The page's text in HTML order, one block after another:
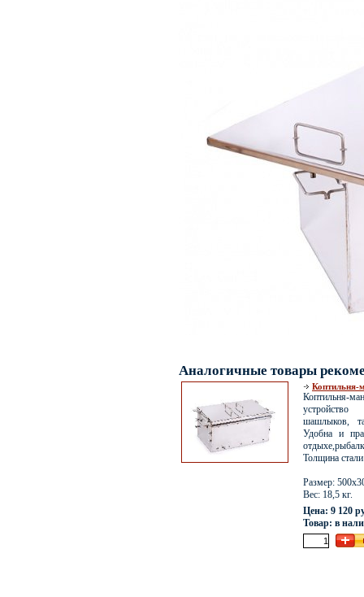
Аналогичные товары
Коптильня-
шашлыков,
Удобна и
Толщина
Размер:
Вес: 18,5 кг.
Цена: 9 120
Товар: в